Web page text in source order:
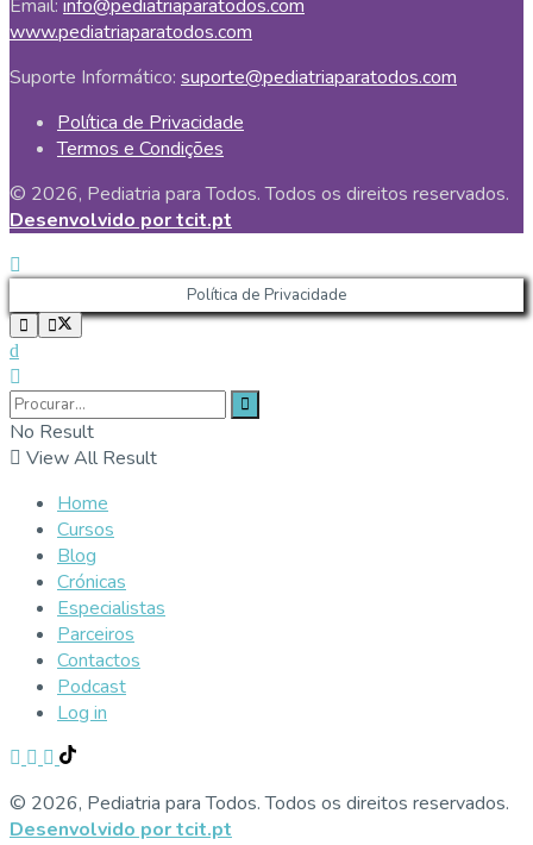
Email: info@pediatriaparatodos.com
www.pediatriaparatodos.com
Suporte Informático: suporte@pediatriaparatodos.com
Política de Privacidade
Termos e Condições
© 2026, Pediatria para Todos. Todos os direitos reservados.
Desenvolvido por tcit.pt
Política de Privacidade
No Result
View All Result
Home
Cursos
Blog
Crónicas
Especialistas
Parceiros
Contactos
Podcast
Log in
© 2026, Pediatria para Todos. Todos os direitos reservados.
Desenvolvido por tcit.pt